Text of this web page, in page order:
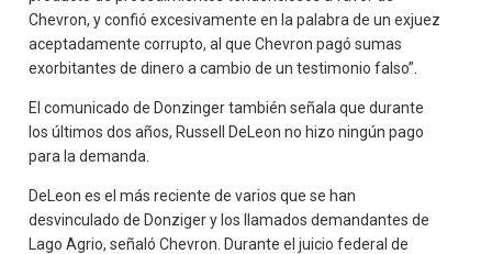
Chevron, y confió excesivamente en la palabra de un exjuez
aceptadamente corrupto, al que Chevron pagó sumas
exorbitantes de dinero a cambio de un testimonio falso”.
El comunicado de Donzinger también señala que durante
los últimos dos años, Russell DeLeon no hizo ningún pago
para la demanda.
DeLeon es el más reciente de varios que se han
desvinculado de Donziger y los llamados demandantes de
Lago Agrio, señaló Chevron. Durante el juicio federal de